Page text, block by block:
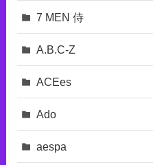
7 MEN 侍
A.B.C-Z
ACEes
Ado
aespa